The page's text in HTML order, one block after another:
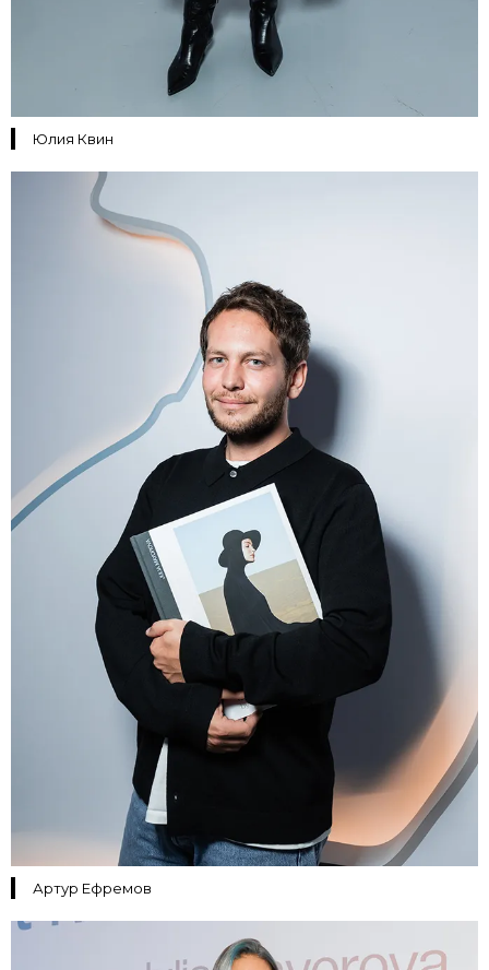
Юлия Квин
Артур Ефремов